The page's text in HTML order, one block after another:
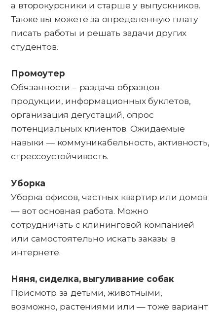
а второкурсники и старше у выпускников.
Также вы можете за определенную плату
писать работы и решать задачи других
студентов.
Промоутер
Обязанности – раздача образцов
продукции, информационных буклетов,
организация дегустаций, опрос
потенциальных клиентов. Ожидаемые
навыки — коммуникабельность, активность,
стрессоустойчивость.
Уборка
Уборка офисов, частных квартир или домов
— вот основная работа. Можно
сотрудничать с клининговой компанией
или самостоятельно искать заказы в
интернете.
Няня, сиделка, выгуливание собак
Присмотр за детьми, животными,
возможно, растениями или — тоже вариант